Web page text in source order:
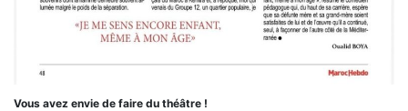
Vous avez envie de faire du théâtre !